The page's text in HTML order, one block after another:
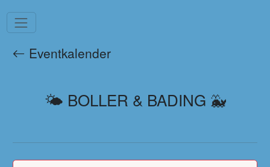
Eventkalender
🌤️ BOLLER & BADING 🐳